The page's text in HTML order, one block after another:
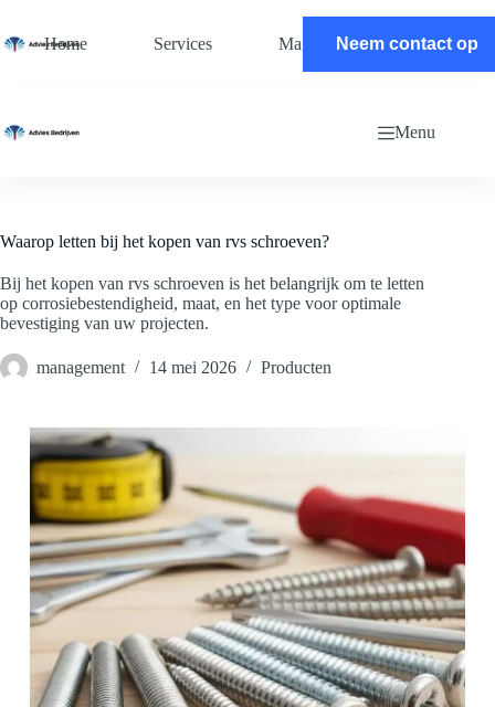
de
Home Services Magazine Contact
Neem contact op
Menu
Waarop letten bij het kopen van rvs schroeven?
Bij het kopen van rvs schroeven is het belangrijk om te letten
op corrosiebestendigheid, maat, en het type voor optimale
bevestiging van uw projecten.
management 14 mei 2026 Producten